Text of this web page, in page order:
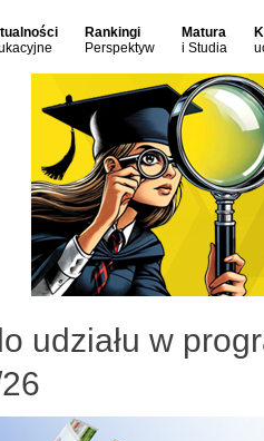
Rankingi
Perspektyw
Matura
i Studia
udziału w